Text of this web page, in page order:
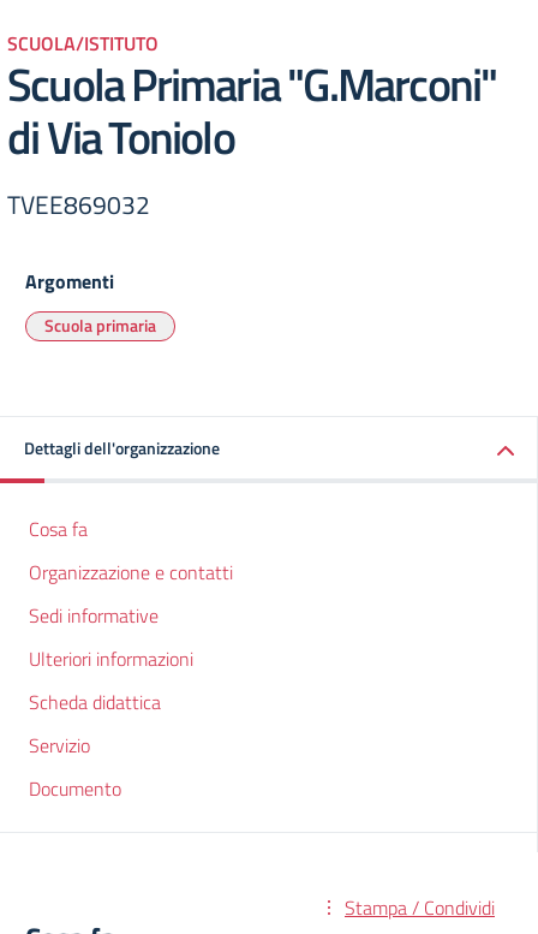
SCUOLA/ISTITUTO
Scuola Primaria "G.Marconi"
di Via Toniolo
TVEE869032
Argomenti
Scuola primaria
Dettagli dell'organizzazione
Cosa fa
Organizzazione e contatti
Sedi informative
Ulteriori informazioni
Scheda didattica
Servizio
Documento
Stampa / Condividi